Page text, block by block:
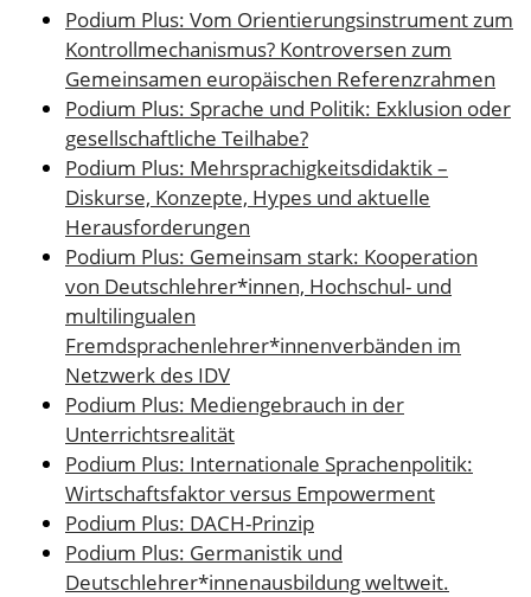
Podium Plus: Vom Orientierungsinstrument zum
Kontrollmechanismus? Kontroversen zum
Gemeinsamen europäischen Referenzrahmen
Podium Plus: Sprache und Politik: Exklusion oder
gesellschaftliche Teilhabe?
Podium Plus: Mehrsprachigkeitsdidaktik –
Diskurse, Konzepte, Hypes und aktuelle
Herausforderungen
Podium Plus: Gemeinsam stark: Kooperation
von Deutschlehrer*innen, Hochschul- und
multilingualen
Fremdsprachenlehrer*innenverbänden im
Netzwerk des IDV
Podium Plus: Mediengebrauch in der
Unterrichtsrealität
Podium Plus: Internationale Sprachenpolitik:
Wirtschaftsfaktor versus Empowerment
Podium Plus: DACH-Prinzip
Podium Plus: Germanistik und
Deutschlehrer*innenausbildung weltweit.